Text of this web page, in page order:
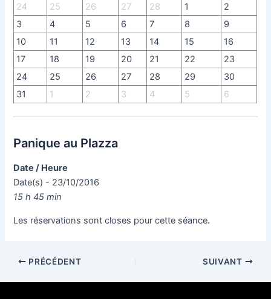
24
25 26 27 28 1
2
3
4 5 6 7 8
9
10
11 12 13 14 15
16
17
18 19 20 21 22
23
24
25 26 27 28 29
30
31
1 2 3 4 5 6
Panique au Plazza
Date / Heure
Date(s) - 23/10/2016
15 h 45 min
Les réservations sont closes pour cette séance.
PRÉCÉDENT SUIVANT